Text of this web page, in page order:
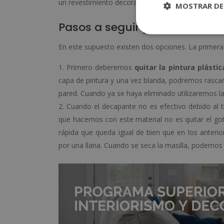
un revestimiento decorativo o papel pintado,
Pasos a seguir para quitar
En este supuesto existen dos opciones. La
Primero deberemos quitar la pintura
capa de pintura y una vez blanda, podremos
pared. Cuando ya se haya eliminado utilizaremos
Cuando el decapante no es efectivo debido
que hacemos con este material no es quitar el
rápida que queda igual de bien que en los
por una llana. Cuando se seca la masilla,
MOSTRAR